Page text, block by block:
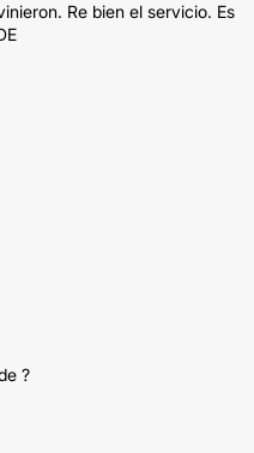
Re bien el servicio. Es
?